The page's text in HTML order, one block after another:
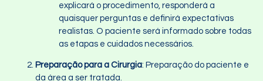
explicará o procedimento, responderá a
quaisquer perguntas e definirá expectativas
realistas. O paciente será informado sobre todas
as etapas e cuidados necessários.
Preparação para a Cirurgia: Preparação do paciente e
da área a ser tratada.